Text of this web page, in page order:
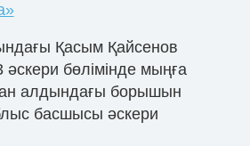
Қасым Қайсенов
бөлімінде мыңға
алдындағы борышын
басшысы әскери